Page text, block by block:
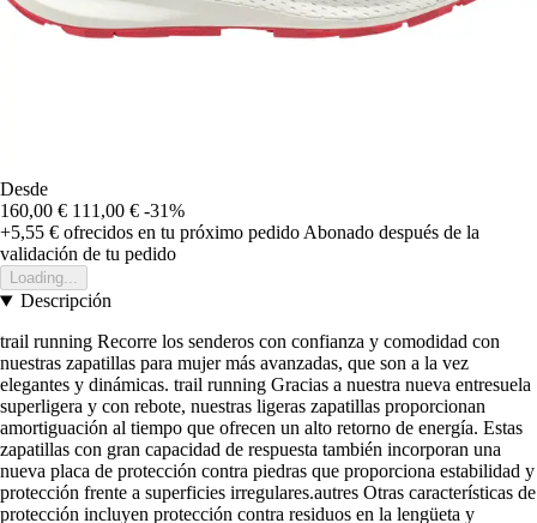
Desde
160,00 € 111,00 € -31%
+5,55 € ofrecidos en tu próximo pedidoAbonado después de la
validación de tu pedido
Loading...
Descripción
trail running Recorre los senderos con confianza y comodidad con
nuestras zapatillas para mujer más avanzadas, que son a la vez
elegantes y dinámicas. trail running Gracias a nuestra nueva entresuela
superligera y con rebote, nuestras ligeras zapatillas proporcionan
amortiguación al tiempo que ofrecen un alto retorno de energía. Estas
zapatillas con gran capacidad de respuesta también incorporan una
nueva placa de protección contra piedras que proporciona estabilidad y
protección frente a superficies irregulares.autres Otras características de
protección incluyen protección contra residuos en la lengüeta y